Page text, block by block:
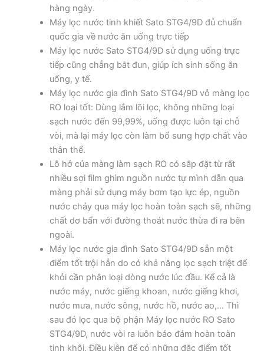
hàng ngày.
Máy lọc nước tinh khiết Sato STG4/9D đủ chuẩn
quốc gia về nước ăn uống trực tiếp
Máy lọc nước Sato STG4/9D sử dụng uống trực
tiếp cũng chẳng bắt đun, giúp ích sinh sống ăn
uống, y tế.
Máy lọc nước gia đình Sato STG4/9D vỏ màng lọc
RO loại tốt: Dùng lắm lõi lọc, không những loại
sạch nước đến 99,99%, uống được luôn tại chỗ
vòi, mà lại máy lọc còn làm bổ sung hợp chất vào
thân thể.
Lỗ hở của màng làm sạch RO có sắp đặt từ rất
nhiều sợi film ghìm nguồn nước tự mình dẫn qua
màng phải sử dụng máy bơm tạo lực ép, nguồn
nước chảy qua máy lọc hoàn toàn sạch sẽ, những
chất dơ bẩn với đường thoát nước thừa đi ra bên
ngoài.
Máy lọc nước gia đình Sato STG4/9D sẵn một
điểm tốt trội hẳn do có khả năng lọc sạch triệt để
khỏi cần phân loại dòng nước lúc đầu. Kể cả là
nước máy, nước giếng khoan, nước giếng khơi,
nước mưa, nước sông, nước hồ, nước ao,… Thì
sau đó lọc qua bộ phận Máy lọc nước RO Sato
STG4/9D, nước vòi ra luôn bảo đảm hoàn toàn
tinh khôi. Điều kiện để có những đặc điểm tốt